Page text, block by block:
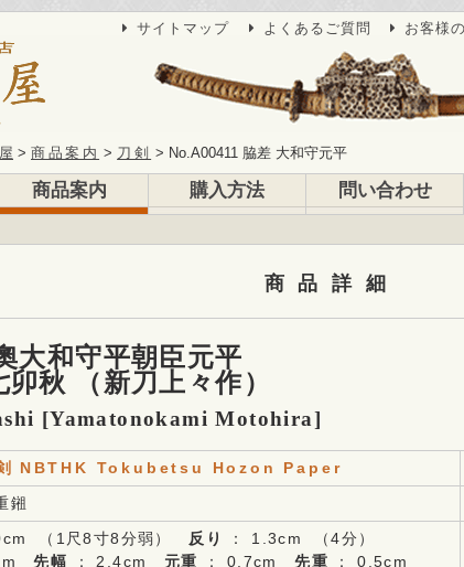
サイトマップ よくあるご質問 お客様
商品案内 刀剣 No.A00411 脇差 大和守元平
商品案内 購入方法 問い合わせ
商品詳細
大和守平朝臣元平
卯秋 （新刀上々作）
[Yamatonokami Motohira]
NBTHK Tokubetsu Hozon Paper
鎺
（1尺8寸8分弱） 反り
： 1.3cm （4分）
先幅 ： 2.4cm 元重 ： 0.7cm先重 ： 0.5cm